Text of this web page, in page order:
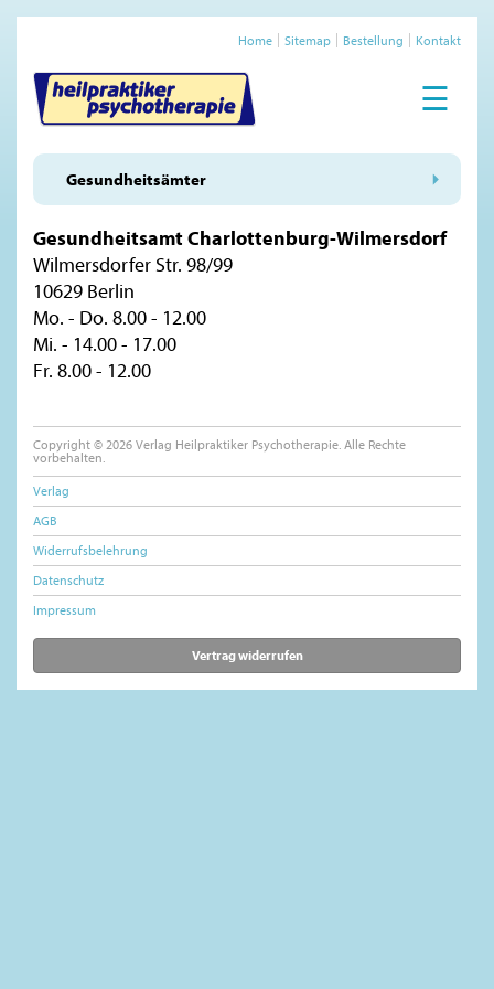
Home Sitemap Bestellung Kontakt
☰
Gesundheitsämter
Gesundheitsamt Charlottenburg-Wilmersdorf
Wilmersdorfer Str. 98/99
10629 Berlin
Mo. - Do. 8.00 - 12.00
Mi. - 14.00 - 17.00
Fr. 8.00 - 12.00
Copyright © 2026 Verlag Heilpraktiker Psychotherapie. Alle Rechte
vorbehalten.
Verlag
AGB
Widerrufsbelehrung
Datenschutz
Impressum
Vertrag widerrufen